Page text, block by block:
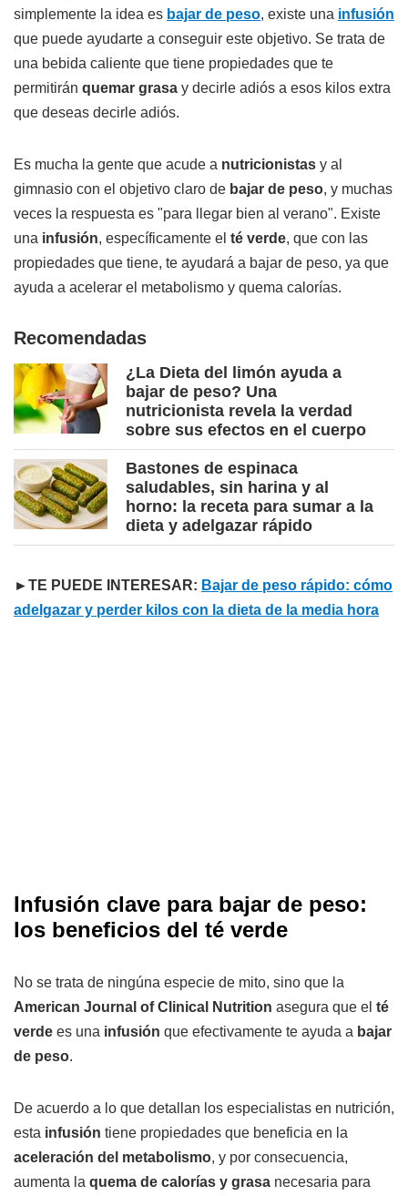
simplemente la idea es bajar de peso, existe una infusión
que puede ayudarte a conseguir este objetivo. Se trata de
una bebida caliente que tiene propiedades que te
permitirán quemar grasa y decirle adiós a esos kilos extra
que deseas decirle adiós.
Es mucha la gente que acude a nutricionistas y al
gimnasio con el objetivo claro de bajar de peso, y muchas
veces la respuesta es "para llegar bien al verano". Existe
una infusión, específicamente el té verde, que con las
propiedades que tiene, te ayudará a bajar de peso, ya que
ayuda a acelerar el metabolismo y quema calorías.
Recomendadas
¿La Dieta del limón ayuda a
bajar de peso? Una
nutricionista revela la verdad
sobre sus efectos en el cuerpo
Bastones de espinaca
saludables, sin harina y al
horno: la receta para sumar a la
dieta y adelgazar rápido
►TE PUEDE INTERESAR: Bajar de peso rápido: cómo
adelgazar y perder kilos con la dieta de la media hora
Infusión clave para bajar de peso:
los beneficios del té verde
No se trata de ningúna especie de mito, sino que la
American Journal of Clinical Nutrition asegura que el té
verde es una infusión que efectivamente te ayuda a bajar
de peso.
De acuerdo a lo que detallan los especialistas en nutrición,
esta infusión tiene propiedades que beneficia en la
aceleración del metabolismo, y por consecuencia,
aumenta la quema de calorías y grasa necesaria para